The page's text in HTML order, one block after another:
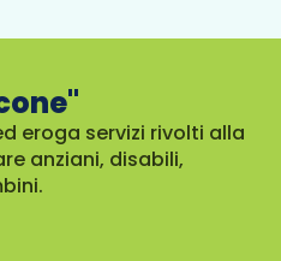
eroga servizi rivolti alla
anziani, disabili,